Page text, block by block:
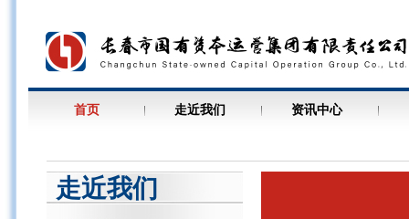
首页 走近我们 资讯中心
走近我们